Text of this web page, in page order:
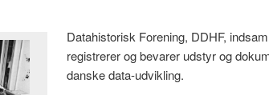
Datahistorisk Forening, DDHF,
registrerer og bevarer udstyr og
danske data-udvikling.